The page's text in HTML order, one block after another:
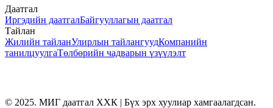
Даатгал
Иргэдийн даатгалБайгууллагын даатгал
Тайлан
Жилийн тайланУлирлын тайлангуудКомпанийн
танилцуулгаТөлбөрийн чадварын үзүүлэлт
© 2025. МИГ даатгал ХХК | Бүх эрх хуулиар хамгаалагдсан.